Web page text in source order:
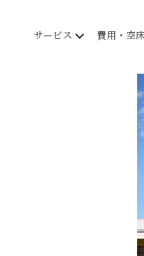
サービス 費用・空